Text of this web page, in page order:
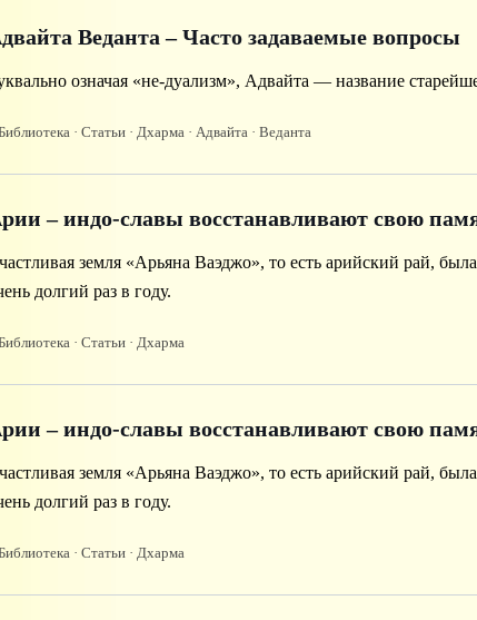
Веданта – Часто задаваемые вопросы
означая «не-дуализм», Адвайта — название
· Статьи · Дхарма · Адвайта · Веданта
– индо-славы восстанавливают свою
земля «Арьяна Ваэджо», то есть арийский рай,
долгий раз в году.
· Статьи · Дхарма
– индо-славы восстанавливают свою
земля «Арьяна Ваэджо», то есть арийский рай,
долгий раз в году.
· Статьи · Дхарма